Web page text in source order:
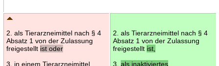
2. als Tierarzneimittel nach § 4
Absatz 1 von der Zulassung
freigestellt ist oder
3. in einem Tierarzneimittel
2. als Tierarzneimittel nach § 4
Absatz 1 von der Zulassung
freigestellt ist,
3. als inaktiviertes